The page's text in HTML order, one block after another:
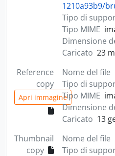
1210a93b9/
Tipo di
Tipo MIME
Dimensione
Caricato 23
Reference
copy
Apri immagine
Nome del file
Tipo di
Tipo MIME
Dimensione
Caricato 13
Thumbnail
copy
Nome del file
Tipo di